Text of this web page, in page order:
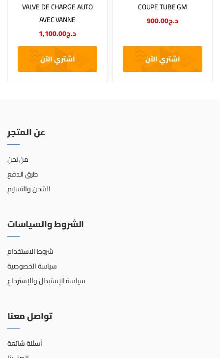
VALVE DE CHARGE AUTO
AVEC VANNE
د.ج1,100.00
اشتري الآن
COUPE TUBE GM
د.ج900.00
اشتري الآن
عن المتجر
من نحن
طرق الدفع
الشحن والتسليم
الشروط والسياسات
شروط الاستخدام
سياسة الخصوصية
سياسة الإستبدال والإسترجاع
تواصل معنا
أسئلة شائعة